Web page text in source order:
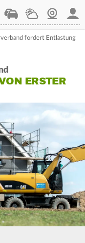
StaupilotWetterWebcam
fordert Entlastung
ERSTER